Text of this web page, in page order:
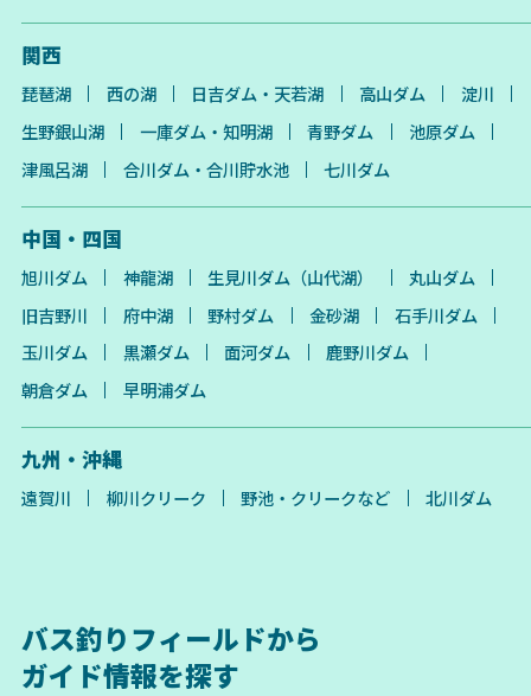
関西
琵琶湖 西の湖 日吉ダム・天若湖 高山ダム
淀川
生野銀山湖
一庫ダム・知明湖 青野ダム
池原ダム
津風呂湖
合川ダム・合川貯水池 七川ダム
中国・四国
旭川ダム 神龍湖 生見川ダム（山代湖）
丸山ダム
旧吉野川
府中湖 野村ダム 金砂湖
石手川ダム
玉川ダム
黒瀬ダム 面河ダム
鹿野川ダム
朝倉ダム
早明浦ダム
九州・沖縄
遠賀川 柳川クリーク 野池・クリークなど 北川ダム
バス釣りフィールドから
ガイド情報を探す